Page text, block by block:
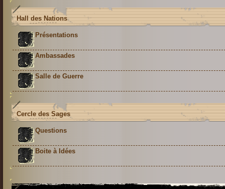
Hall des Nations
Présentations
Ambassades
Salle de Guerre
Cercle des Sages
Questions
Boite à Idées